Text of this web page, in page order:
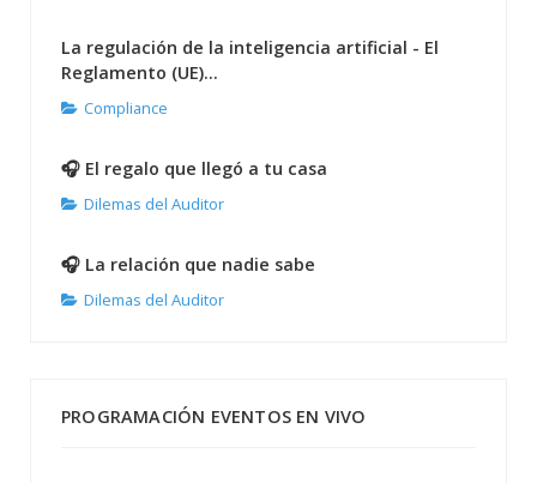
La regulación de la inteligencia artificial - El
Reglamento (UE)...
Compliance
🎧 El regalo que llegó a tu casa
Dilemas del Auditor
🎧 La relación que nadie sabe
Dilemas del Auditor
PROGRAMACIÓN EVENTOS EN VIVO